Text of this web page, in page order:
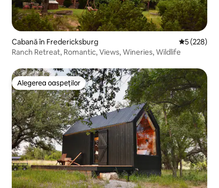
Cabană în Fredericksburg Scor mediu
5 (228)
Ranch Retreat, Romantic, Views, Wineries, Wildlife
Alegerea oaspeților
Alegerea oaspeților